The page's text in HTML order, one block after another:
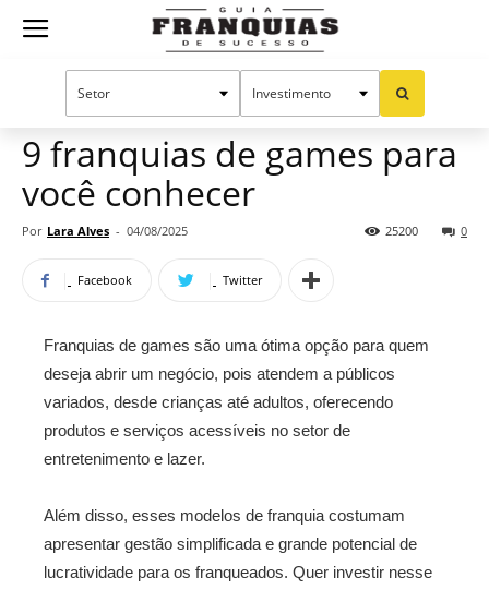
Guia
Franquias por setor Eletrônicos e Tecnologia Oportunidades e tendências
9 franquias de games para
você conhecer
Por Lara Alves - 04/08/2025 0
25200
Facebook Twitter
Franquias de games são uma ótima opção para quem
deseja abrir um negócio, pois atendem a públicos
variados, desde crianças até adultos, oferecendo
produtos e serviços acessíveis no setor de
entretenimento e lazer.
Além disso, esses modelos de franquia costumam
apresentar gestão simplificada e grande potencial de
lucratividade para os franqueados. Quer investir nesse